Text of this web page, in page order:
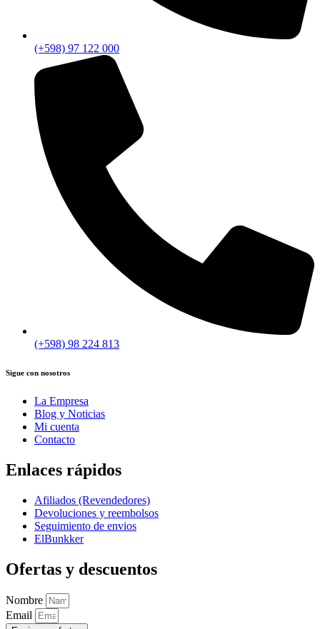
(+598) 97 122 000
(+598) 98 224 813
Sigue con nosotros
La Empresa
Blog y Noticias
Mi cuenta
Contacto
Enlaces rápidos
Afiliados (Revendedores)
Devoluciones y reembolsos
Seguimiento de envios
ElBunkker
Ofertas y descuentos
Nombre
Email